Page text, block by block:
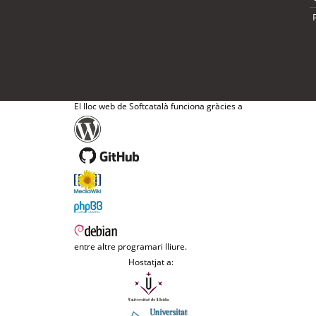
El lloc web de Softcatalà funciona gràcies a
entre altre programari lliure.
Hostatjat a: